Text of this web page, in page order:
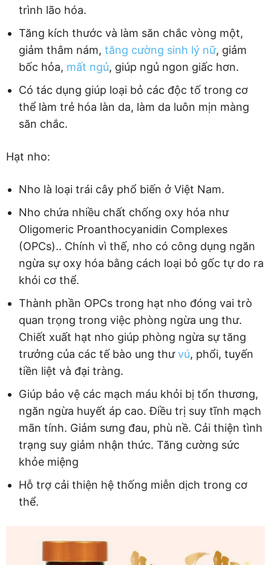
trình lão hóa.
Tăng kích thước và làm săn chắc vòng một,
giảm thâm nám, tăng cường sinh lý nữ, giảm
bốc hỏa, mất ngủ, giúp ngủ ngon giấc hơn.
Có tác dụng giúp loại bỏ các độc tố trong cơ
thể làm trẻ hóa làn da, làm da luôn mịn màng
săn chắc.
Hạt nho:
Nho là loại trái cây phổ biến ở Việt Nam.
Nho chứa nhiều chất chống oxy hóa như
Oligomeric Proanthocyanidin Complexes
(OPCs).. Chính vì thế, nho có công dụng ngăn
ngừa sự oxy hóa bằng cách loại bỏ gốc tự do ra
khỏi cơ thể.
Thành phần OPCs trong hạt nho đóng vai trò
quan trọng trong việc phòng ngừa ung thư.
Chiết xuất hạt nho giúp phòng ngừa sự tăng
trưởng của các tế bào ung thưvú, phổi, tuyến
tiền liệt và đại tràng.
Giúp bảo vệ các mạch máu khỏi bị tổn thương,
ngăn ngừa huyết áp cao. Điều trị suy tĩnh mạch
mãn tính. Giảm sưng đau, phù nề. Cải thiện tình
trạng suy giảm nhận thức. Tăng cường sức
khỏe miệng
Hỗ trợ cải thiện hệ thống miễn dịch trong cơ
thể.